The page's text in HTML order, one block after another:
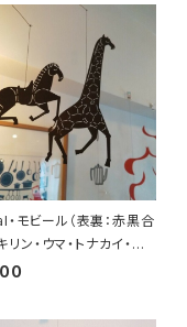
モビール（表裏：赤黒合
リン・ウマ・トナカイ・ラ
）